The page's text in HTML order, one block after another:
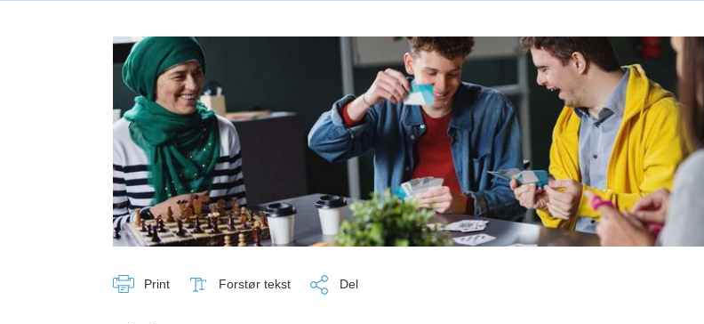
Print Forstør tekst Del